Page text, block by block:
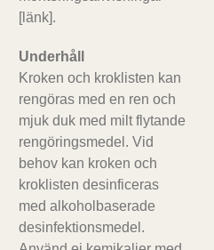
[länk].
Underhåll
Kroken och kroklisten kan
rengöras med en ren och
mjuk duk med milt flytande
rengöringsmedel. Vid
behov kan kroken och
kroklisten desinficeras
med alkoholbaserade
desinfektionsmedel.